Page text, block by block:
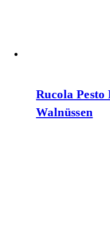
Rucola Pesto
Walnüssen